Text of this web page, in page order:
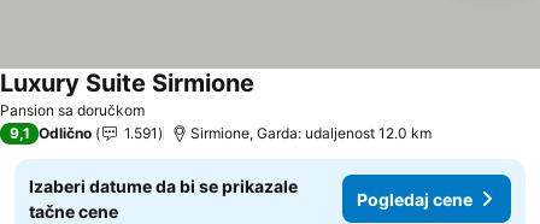
Pansion sa doručkom
Luxury Suite Sirmione
9,1 Odlično 1.591 Sirmione, Garda: udaljenost 12.0 km
Izaberi datume da bi se prikazale
tačne cene
Pogledaj cene